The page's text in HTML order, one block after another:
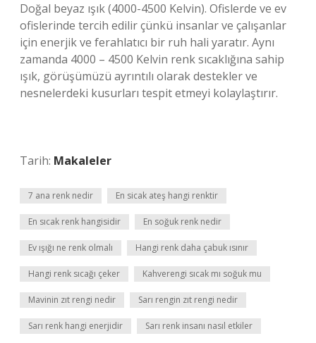
Doğal beyaz ışık (4000-4500 Kelvin). Ofislerde ve ev
ofislerinde tercih edilir çünkü insanlar ve çalışanlar
için enerjik ve ferahlatıcı bir ruh hali yaratır. Aynı
zamanda 4000 – 4500 Kelvin renk sıcaklığına sahip
ışık, görüşümüzü ayrıntılı olarak destekler ve
nesnelerdeki kusurları tespit etmeyi kolaylaştırır.
Tarih: Makaleler
7 ana renk nedir En sicak ateş hangi renktir
En sıcak renk hangisidir En soğuk renk nedir
Ev ışığı ne renk olmalı Hangi renk daha çabuk ısınır
Hangi renk sıcağı çeker Kahverengi sıcak mı soğuk mu
Mavinin zıt rengi nedir Sarı rengin zıt rengi nedir
Sarı renk hangi enerjidir Sarı renk insanı nasıl etkiler